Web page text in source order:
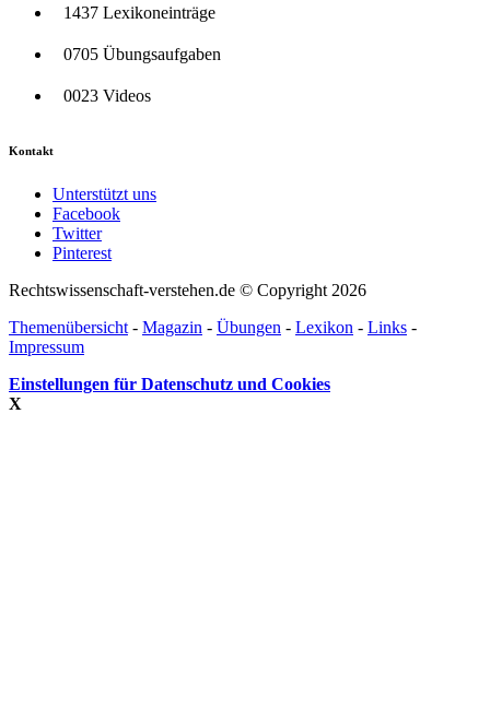
1437 Lexikoneinträge
0705 Übungsaufgaben
0023 Videos
Kontakt
Unterstützt uns
Facebook
Twitter
Pinterest
Rechtswissenschaft-verstehen.de © Copyright 2026
Themenübersicht - Magazin - Übungen - Lexikon - Links -
Impressum
Einstellungen für Datenschutz und Cookies
X